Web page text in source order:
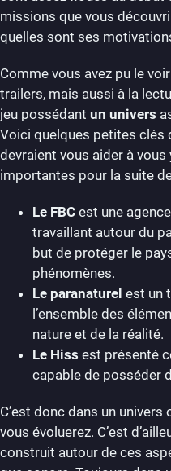
missions que vous
quelles sont ses
Comme vous avez pu le
trailers, mais aussi à la
jeu possédant un univers
Voici quelques petites clés
devraient vous aider à vous
importantes pour la suite
Le FBC est une
travaillant autour du
but de protéger le
phénomènes.
Le paranaturel est un
l’ensemble des
nature et de la réalité.
Le Hiss est présenté
capable de posséder
C’est donc dans un
vous évoluerez. C’est
construit autour de ces